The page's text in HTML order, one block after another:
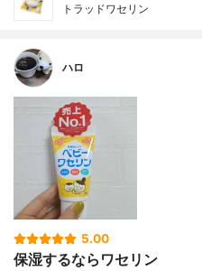
トラッドワセリン
ハロ
5.00
保湿するならワセリン